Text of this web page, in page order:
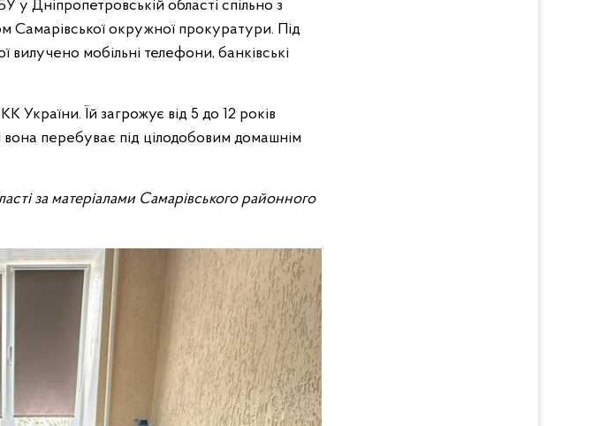
Дніпропетровській області спільно з
Самарівської окружної прокуратури. Під
мобільні телефони, банківські
України. Їй загрожує від 5 до 12 років
вона перебуває під цілодобовим домашнім
за матеріалами Самарівського районного